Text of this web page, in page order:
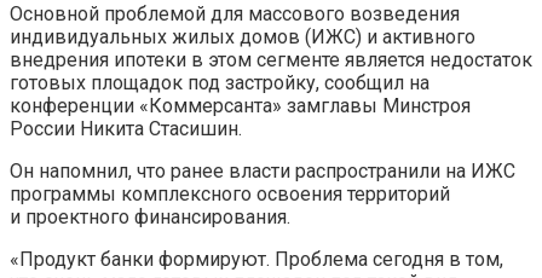
Основной проблемой для массового возведения
индивидуальных жилых домов (ИЖС) и активного
внедрения ипотеки в этом сегменте является недостаток
готовых площадок под застройку, сообщил на
конференции «Коммерсанта» замглавы Минстроя
России Никита Стасишин.
Он напомнил, что ранее власти распространили на ИЖС
программы комплексного освоения территорий
и проектного финансирования.
«Продукт банки формируют. Проблема сегодня в том,